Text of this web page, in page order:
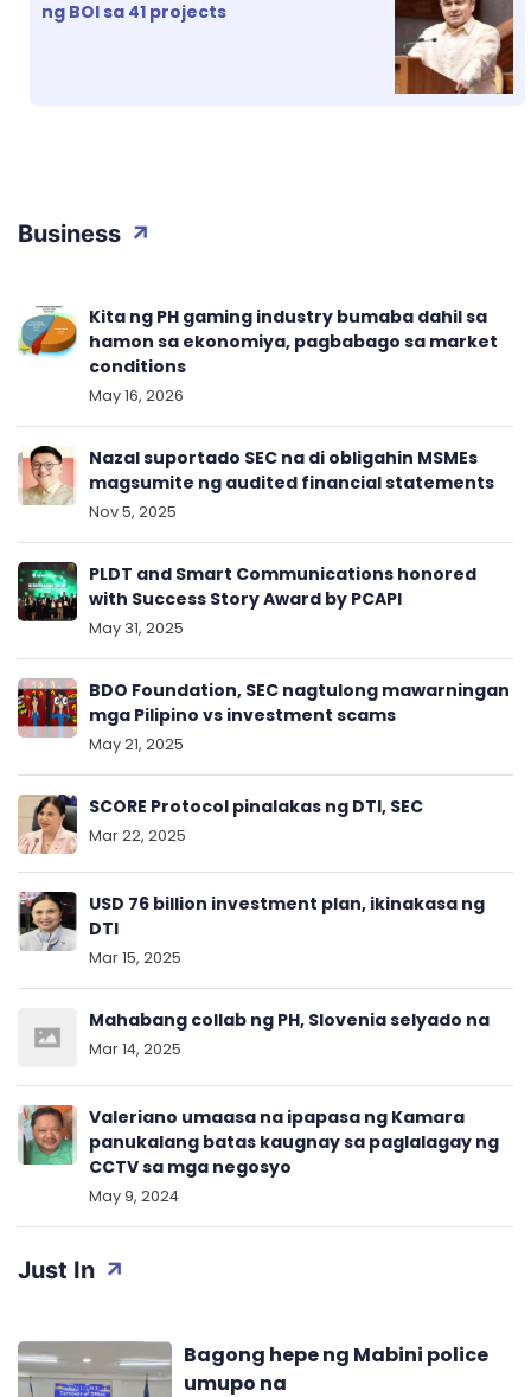
Just In
Bagong hepe ng Mabini police
umupo na
ng BOI sa 41 projects
Business
Kita ng PH gaming industry bumaba dahil sa
hamon sa ekonomiya, pagbabago sa market
conditions
May 16, 2026
Nazal suportado SEC na di obligahin MSMEs
magsumite ng audited financial statements
Nov 5, 2025
PLDT and Smart Communications honored
with Success Story Award by PCAPI
May 31, 2025
BDO Foundation, SEC nagtulong mawarningan
mga Pilipino vs investment scams
May 21, 2025
SCORE Protocol pinalakas ng DTI, SEC
Mar 22, 2025
USD 76 billion investment plan, ikinakasa ng
DTI
Mar 15, 2025
Mahabang collab ng PH, Slovenia selyado na
Mar 14, 2025
Valeriano umaasa na ipapasa ng Kamara
panukalang batas kaugnay sa paglalagay ng
CCTV sa mga negosyo
May 9, 2024